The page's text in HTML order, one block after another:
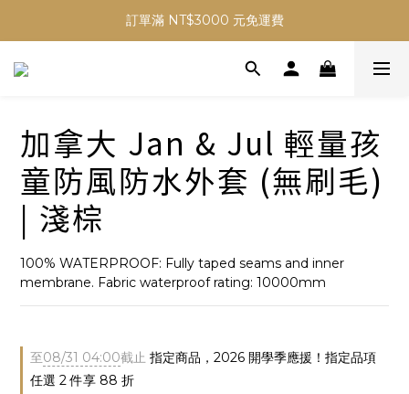
✨ Welcome ✨ 加入會員首購 贈 NT$50 元購物金
訂單滿 NT$3000 元免運費
✨ Welcome ✨ 加入會員首購 贈 NT$50 元購物金
加拿大 Jan & Jul 輕量孩
童防風防水外套 (無刷毛)
| 淺棕
100% WATERPROOF: Fully taped seams and inner
membrane. Fabric waterproof rating: 10000mm
至08/31 04:00截止 指定商品，2026 開學季應援！指定品項
任選 2 件享 88 折